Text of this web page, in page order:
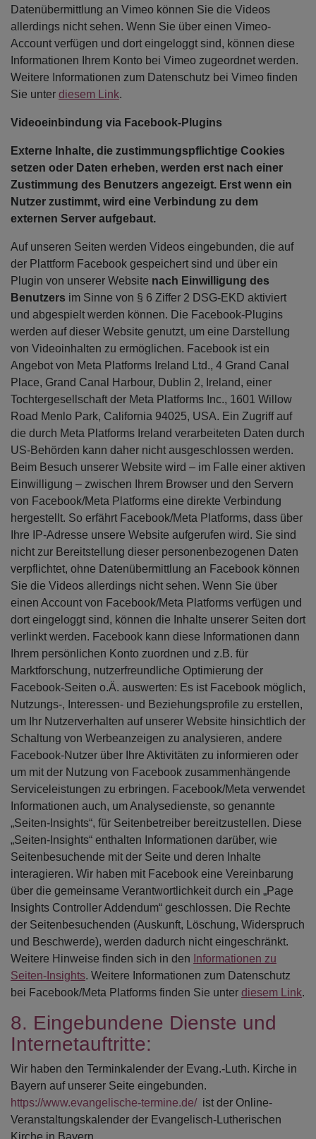
Datenübermittlung an Vimeo können Sie die Videos
allerdings nicht sehen. Wenn Sie über einen Vimeo-
Account verfügen und dort eingeloggt sind, können diese
Informationen Ihrem Konto bei Vimeo zugeordnet werden.
Weitere Informationen zum Datenschutz bei Vimeo finden
Sie unter diesem Link.
Videoeinbindung via Facebook-Plugins
Externe Inhalte, die zustimmungspflichtige Cookies
setzen oder Daten erheben, werden erst nach einer
Zustimmung des Benutzers angezeigt. Erst wenn ein
Nutzer zustimmt, wird eine Verbindung zu dem
externen Server aufgebaut.
Auf unseren Seiten werden Videos eingebunden, die auf
der Plattform Facebook gespeichert sind und über ein
Plugin von unserer Website nach Einwilligung des
Benutzers im Sinne von § 6 Ziffer 2 DSG-EKD aktiviert
und abgespielt werden können. Die Facebook-Plugins
werden auf dieser Website genutzt, um eine Darstellung
von Videoinhalten zu ermöglichen. Facebook ist ein
Angebot von Meta Platforms Ireland Ltd., 4 Grand Canal
Place, Grand Canal Harbour, Dublin 2, Ireland, einer
Tochtergesellschaft der Meta Platforms Inc., 1601 Willow
Road Menlo Park, California 94025, USA. Ein Zugriff auf
die durch Meta Platforms Ireland verarbeiteten Daten durch
US-Behörden kann daher nicht ausgeschlossen werden.
Beim Besuch unserer Website wird – im Falle einer aktiven
Einwilligung – zwischen Ihrem Browser und den Servern
von Facebook/Meta Platforms eine direkte Verbindung
hergestellt. So erfährt Facebook/Meta Platforms, dass über
Ihre IP-Adresse unsere Website aufgerufen wird. Sie sind
nicht zur Bereitstellung dieser personenbezogenen Daten
verpflichtet, ohne Datenübermittlung an Facebook können
Sie die Videos allerdings nicht sehen. Wenn Sie über
einen Account von Facebook/Meta Platforms verfügen und
dort eingeloggt sind, können die Inhalte unserer Seiten dort
verlinkt werden. Facebook kann diese Informationen dann
Ihrem persönlichen Konto zuordnen und z.B. für
Marktforschung, nutzerfreundliche Optimierung der
Facebook-Seiten o.Ä. auswerten: Es ist Facebook möglich,
Nutzungs-, Interessen- und Beziehungsprofile zu erstellen,
um Ihr Nutzerverhalten auf unserer Website hinsichtlich der
Schaltung von Werbeanzeigen zu analysieren, andere
Facebook-Nutzer über Ihre Aktivitäten zu informieren oder
um mit der Nutzung von Facebook zusammenhängende
Serviceleistungen zu erbringen. Facebook/Meta verwendet
Informationen auch, um Analysedienste, so genannte
„Seiten-Insights“, für Seitenbetreiber bereitzustellen. Diese
„Seiten-Insights“ enthalten Informationen darüber, wie
Seitenbesuchende mit der Seite und deren Inhalte
interagieren. Wir haben mit Facebook eine Vereinbarung
über die gemeinsame Verantwortlichkeit durch ein „Page
Insights Controller Addendum“ geschlossen. Die Rechte
der Seitenbesuchenden (Auskunft, Löschung, Widerspruch
und Beschwerde), werden dadurch nicht eingeschränkt.
Weitere Hinweise finden sich in den Informationen zu
Seiten-Insights. Weitere Informationen zum Datenschutz
bei Facebook/Meta Platforms finden Sie unter diesem Link.
8. Eingebundene Dienste und
Internetauftritte:
Wir haben den Terminkalender der Evang.-Luth. Kirche in
Bayern auf unserer Seite eingebunden.
https://www.evangelische-termine.de/ist der Online-
Veranstaltungskalender der Evangelisch-Lutherischen